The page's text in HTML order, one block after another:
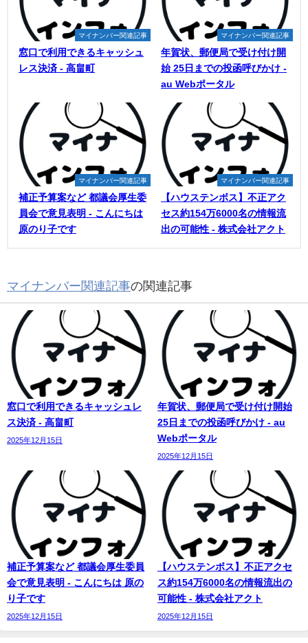
マイナンバー関連記事
窓口で利用できるキャッシュ
レス決済 - 高畠町
マイナンバー関連記事
年賀状、郵便局で受け付け開
始 25日までの投函呼びかけ -
au Webポータル
マイナンバー関連記事
補正予算案など 都議会厚生委
員会で意見表明 - こんにちは
原のり子です
マイナンバー関連記事
【ハウステンボス】不正アク
セス約154万6000名の情報流
出の可能性 - 株式会社アクト
マイナンバー関連記事の関連記事
窓口で利用できるキャッシュレ
ス決済 - 高畠町
2025年12月15日
年賀状、郵便局で受け付け開始
25日までの投函呼びかけ - au
Webポータル
2025年12月15日
補正予算案など 都議会厚生委員
会で意見表明 - こんにちは 原の
り子です
2025年12月15日
【ハウステンボス】不正アクセ
ス約154万6000名の情報流出の
可能性 - 株式会社アクト
2025年12月15日